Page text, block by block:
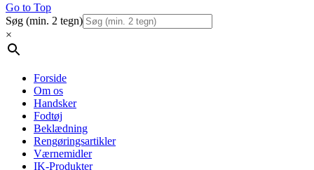
Go to Top
Søg (min. 2 tegn)
×
Forside
Om os
Handsker
Fodtøj
Beklædning
Rengøringsartikler
Værnemidler
IK-Produkter